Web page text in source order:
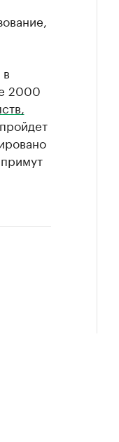
2000